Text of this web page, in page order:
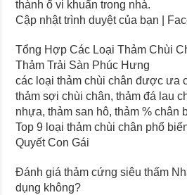
thành ổ vi khuẩn trong nhà.
Cập nhật trình duyệt của bạn |
Tổng Hợp Các Loại Thảm Chùi
Thảm Trải Sàn Phúc Hưng
các loại thảm chùi chân được ưa
thảm sợi chùi chân, thảm đá lau
nhựa, thảm san hô, thảm % chân
Top 9 loại thảm chùi chân phổ
Quyết Con Gái
Đánh giá thảm cứng siêu thấm
dụng không?